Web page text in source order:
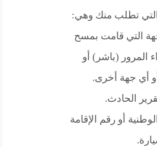
التي تطلب منك وهي:
التي قامت بمسح
المرور (باشر) أو
أي جهة أخرى.
الحادث.
أو رقم الإقامة